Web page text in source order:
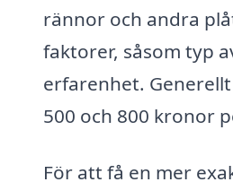
rännor och andra
faktorer, såsom typ
erfarenhet.
500 och 800 kronor
För att få en mer